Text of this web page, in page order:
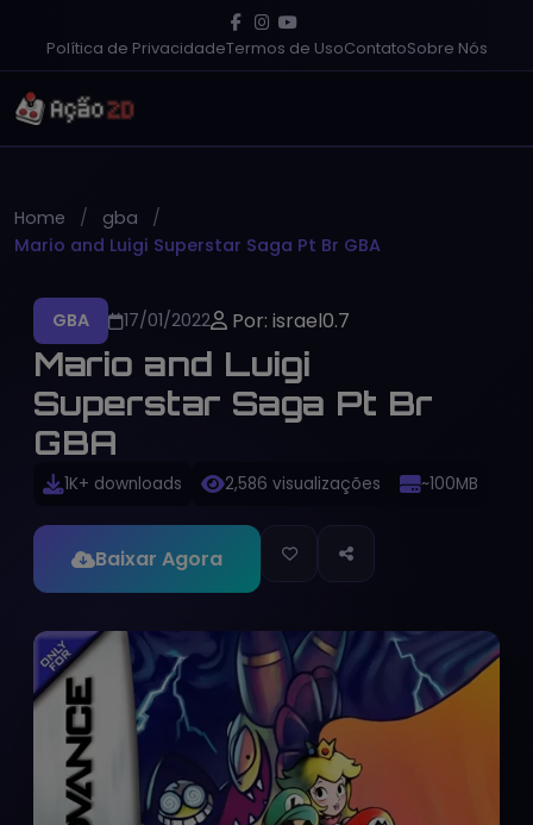
Política de PrivacidadeTermos de UsoContatoSobre Nós
Home
gba
Mario and Luigi Superstar Saga Pt Br GBA
GBA 17/01/2022 Por: israel0.7
Mario and Luigi
Superstar Saga Pt Br
GBA
1K+ downloads 2,586 visualizações ~100MB
Baixar Agora